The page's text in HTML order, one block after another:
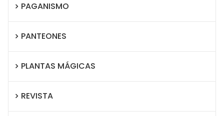
PAGANISMO
PANTEONES
PLANTAS MÁGICAS
REVISTA